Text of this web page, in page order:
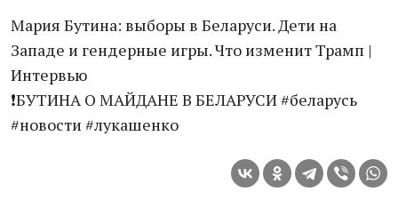
Мария Бутина: выборы в Беларуси. Дети на
Западе и гендерные игры. Что изменит Трамп |
Интервью
❗️БУТИНА О МАЙДАНЕ В БЕЛАРУСИ #беларусь
#новости #лукашенко